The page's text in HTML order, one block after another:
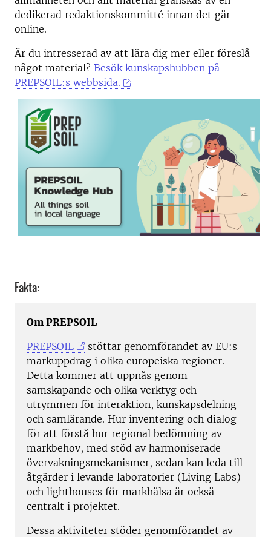
dedikerad redaktionskommitté innan det går
online.
Är du intresserad av att lära dig mer eller föreslå
något material? Besök kunskapshubben på
PREPSOIL:s webbsida.
Fakta:
Om PREPSOIL
PREPSOIL
stöttar genomförandet av EU:s
markuppdrag i olika europeiska regioner.
Detta kommer att uppnås genom
samskapande och olika verktyg och
utrymmen för interaktion, kunskapsdelning
och samlärande. Hur inventering och dialog
för att förstå hur regional bedömning av
markbehov, med stöd av harmoniserade
övervakningsmekanismer, sedan kan leda till
åtgärder i levande laboratorier (Living Labs)
och lighthouses för markhälsa är också
centralt i projektet.
Dessa aktiviteter stöder genomförandet av